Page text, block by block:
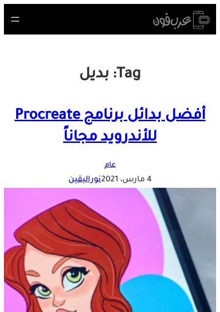
Skip
to
Tag: بديل
أفضل بدائل برنامج Procreate
للأندرويد مجاناً
عام
4 مارس، 2021 نوراليقين